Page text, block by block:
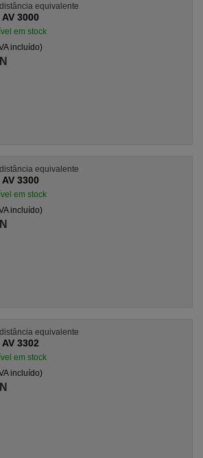
equivalente
3000
em stock
incluído)
equivalente
3300
em stock
incluído)
equivalente
3302
em stock
incluído)